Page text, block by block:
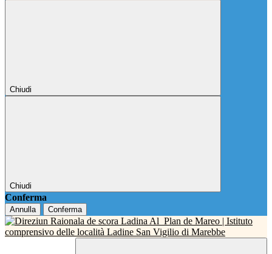
Chiudi
Chiudi
Conferma
Annulla Conferma